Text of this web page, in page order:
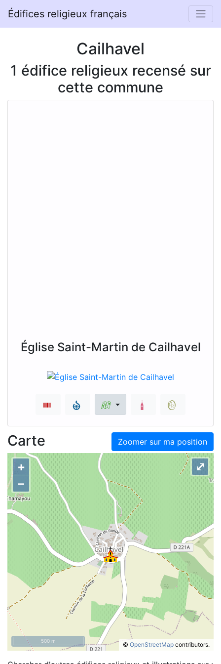
Édifices religieux français
Cailhavel
1 édifice religieux recensé sur
cette commune
Église Saint-Martin de Cailhavel
Zoomer sur ma position
Carte
+
–
© OpenStreetMap contributors.
⤢
500 m